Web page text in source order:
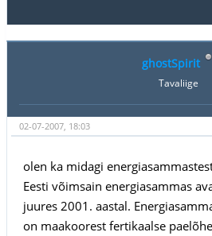
ghostSpirit
Tavaliige
02-07-2007, 18:03
olen ka midagi
Eesti võimsain energiasammas
juures 2001. aastal.
on maakoorest fertikaalse